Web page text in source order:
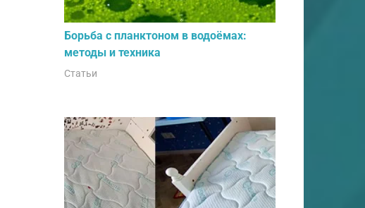
Борьба с планктоном в водоёмах:
методы и техника
Статьи